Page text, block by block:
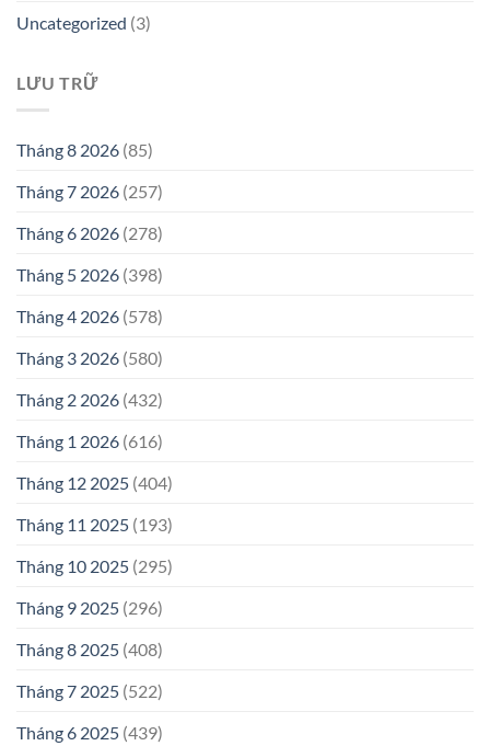
Uncategorized (3)
LƯU TRỮ
Tháng 8 2026 (85)
Tháng 7 2026 (257)
Tháng 6 2026 (278)
Tháng 5 2026 (398)
Tháng 4 2026 (578)
Tháng 3 2026 (580)
Tháng 2 2026 (432)
Tháng 1 2026 (616)
Tháng 12 2025 (404)
Tháng 11 2025 (193)
Tháng 10 2025 (295)
Tháng 9 2025 (296)
Tháng 8 2025 (408)
Tháng 7 2025 (522)
Tháng 6 2025 (439)